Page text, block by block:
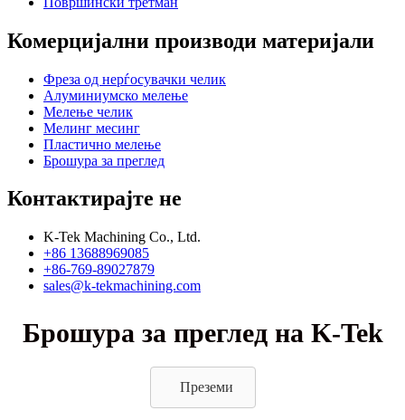
Комерцијални производи материјали
Фреза од нерѓосувачки челик
Алуминиумско мелење
Мелење челик
Мелинг месинг
Пластично мелење
Брошура за преглед
Контактирајте не
K-Tek Machining Co., Ltd.
+86 13688969085
+86-769-89027879
sales@k-tekmachining.com
Брошура за преглед на K-Tek
Преземи